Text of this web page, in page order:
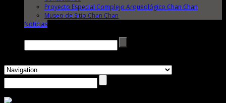
Proyecto Especial Complejo Arqueológico Chan Chan
Museo de Sitio Chan Chan
Noticias